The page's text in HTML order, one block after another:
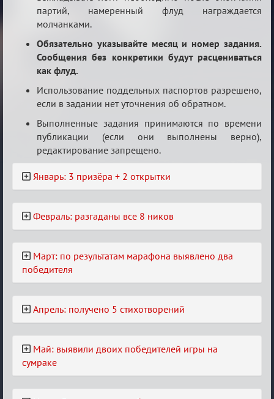
партий, намеренный флуд награждается
молчанками.
Обязательно указывайте месяц и номер задания.
Сообщения без конкретики будут расцениваться
как флуд.
Использование поддельных паспортов разрешено,
если в задании нет уточнения об обратном.
Выполненные задания принимаются по времени
публикации (если они выполнены верно),
редактирование запрещено.
Январь: 3 призёра + 2 открытки
Февраль: разгаданы все 8 ников
Март: по результатам марафона выявлено два
победителя
Апрель: получено 5 стихотворений
Май: выявили двоих победителей игры на
сумраке